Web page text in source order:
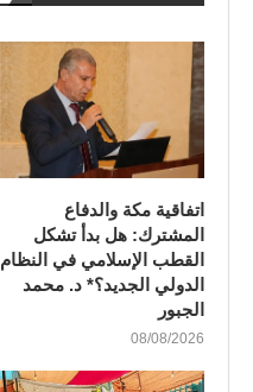
اتفاقية مكة والدفاع
المشترك: هل بدأ تشكل
القطب الإسلامي في النظام
الدولي الجديد؟* د. محمد
الجبور
08/08/2026